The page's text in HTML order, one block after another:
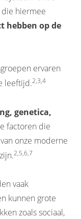
die hiermee
hebben op de
ervaren
leeftijd.2,3,4
genetica,
factoren die
onze moderne
2,5,6,7
vaak
kunnen grote
zoals sociaal,